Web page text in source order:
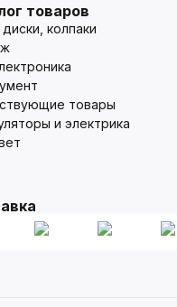
товаров
колпаки
товары
и электрика